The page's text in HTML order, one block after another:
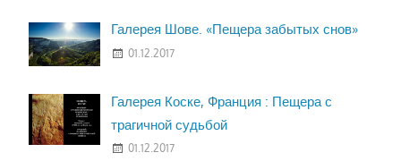
Галерея Шове. «Пещера забытых снов»
01.12.2017
Галерея Коске, Франция : Пещера с
трагичной судьбой
01.12.2017